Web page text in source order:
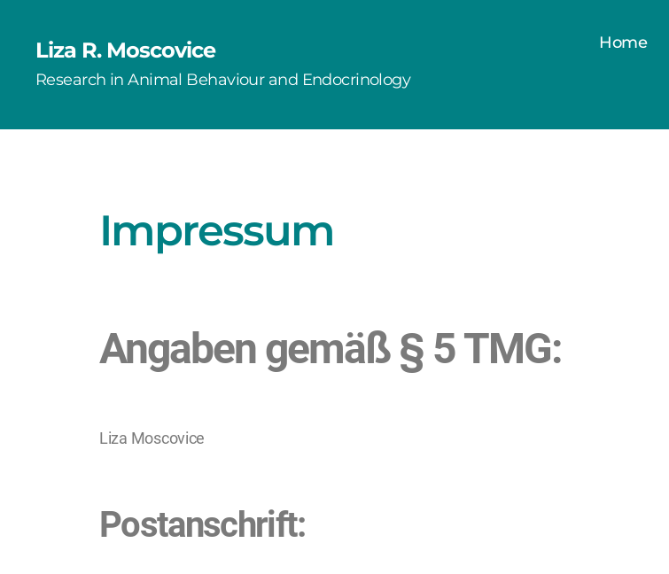
Liza R. Moscovice
Research in Animal Behaviour and Endocrinology
Home
Impressum
Angaben gemäß § 5 TMG:
Liza Moscovice
Postanschrift: